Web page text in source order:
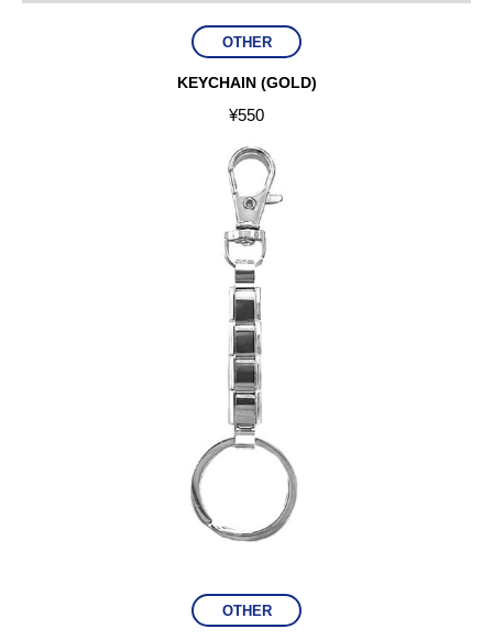
OTHER
KEYCHAIN (GOLD)
¥550
OTHER